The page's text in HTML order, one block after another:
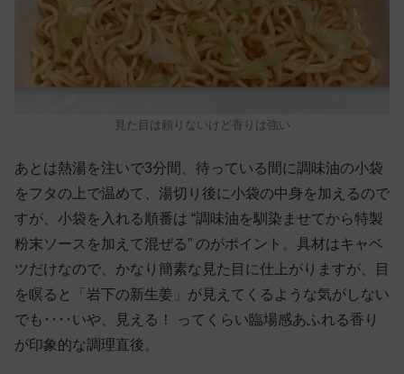
見た目は頼りないけど香りは強い
あとは熱湯を注いで3分間、待っている間に調味油の小袋
をフタの上で温めて、湯切り後に小袋の中身を加えるので
すが、小袋を入れる順番は “調味油を馴染ませてから特製
粉末ソースを加えて混ぜる” のがポイント。具材はキャベ
ツだけなので、かなり簡素な見た目に仕上がりますが、目
を瞑ると「岩下の新生姜」が見えてくるような気がしない
でも‥‥いや、見える！ ってくらい臨場感あふれる香り
が印象的な調理直後。